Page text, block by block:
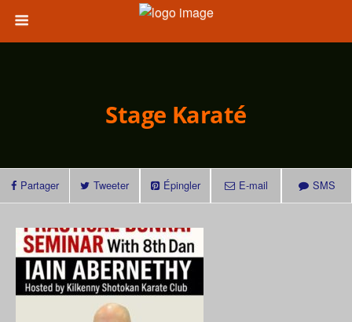
Stage Karaté
Partager Tweeter Épingler E-mail SMS